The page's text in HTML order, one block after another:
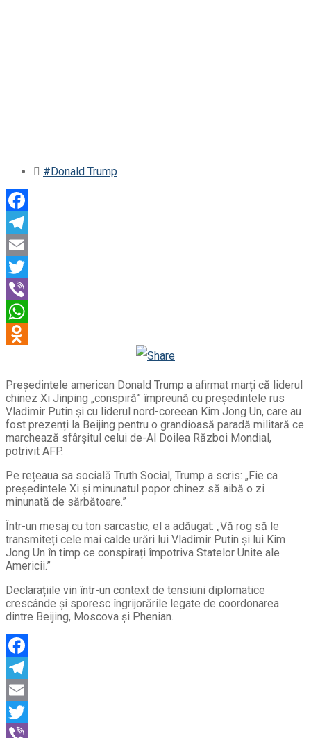
#Donald Trump
Odnoklassniki
Președintele american Donald Trump a afirmat marți că liderul
chinez Xi Jinping „conspiră” împreună cu președintele rus
Vladimir Putin și cu liderul nord-coreean Kim Jong Un, care au
fost prezenți la Beijing pentru o grandioasă paradă militară ce
marchează sfârșitul celui de-Al Doilea Război Mondial,
potrivit AFP.
Pe rețeaua sa socială Truth Social, Trump a scris: „Fie ca
președintele Xi și minunatul popor chinez să aibă o zi
minunată de sărbătoare.”
Într-un mesaj cu ton sarcastic, el a adăugat: „Vă rog să le
transmiteți cele mai calde urări lui Vladimir Putin și lui Kim
Jong Un în timp ce conspirați împotriva Statelor Unite ale
Americii.”
Declarațiile vin într-un context de tensiuni diplomatice
crescânde și sporesc îngrijorările legate de coordonarea
dintre Beijing, Moscova și Phenian.